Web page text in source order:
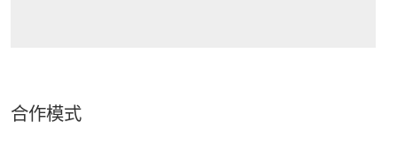
合作模式